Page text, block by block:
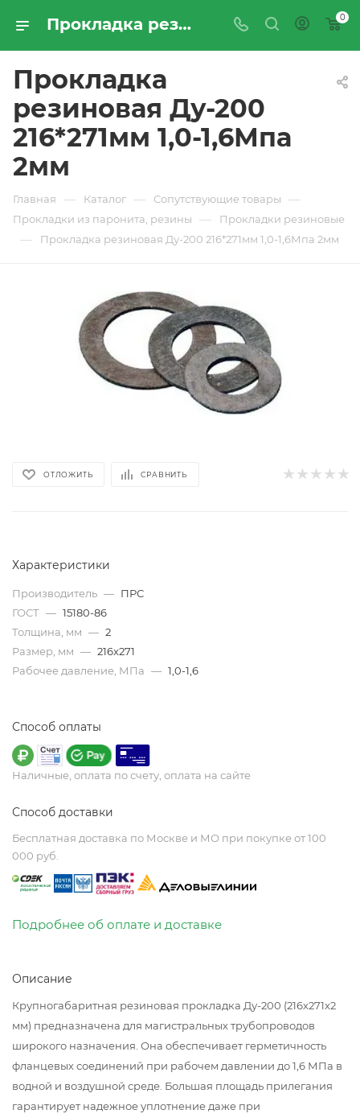
Прокладка резиновая Ду-200 216*271мм 1,0-1,6Мпа 2мм - купить по цене производителя с доставкой по Москве и России | ПРОМРЕСУРССЕРВИС 0
Прокладка
резиновая Ду-200
216*271мм 1,0-1,6Мпа
2мм
Главная — Каталог — Сопутствующие товары —
Прокладки из паронита, резины — Прокладки резиновые
— Прокладка резиновая Ду-200 216*271мм 1,0-1,6Мпа 2мм
ОТЛОЖИТЬ СРАВНИТЬ
Характеристики
Производитель — ПРС
ГОСТ — 15180-86
Толщина, мм — 2
Размер, мм — 216x271
Рабочее давление, МПа — 1,0-1,6
Способ оплаты
Наличные, оплата по счету, оплата на сайте
Способ доставки
Бесплатная доставка по Москве и МО при покупке от 100
000 руб.
Подробнее об оплате и доставке
Описание
Крупногабаритная резиновая прокладка Ду-200 (216х271х2
мм) предназначена для магистральных трубопроводов
широкого назначения. Она обеспечивает герметичность
фланцевых соединений при рабочем давлении до 1,6 МПа в
водной и воздушной среде. Большая площадь прилегания
гарантирует надежное уплотнение даже при